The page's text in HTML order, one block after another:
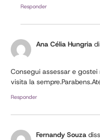
Responder
Ana Célia Hungria
Consegui assessar e
visita la
Responder
Fernandy Souza